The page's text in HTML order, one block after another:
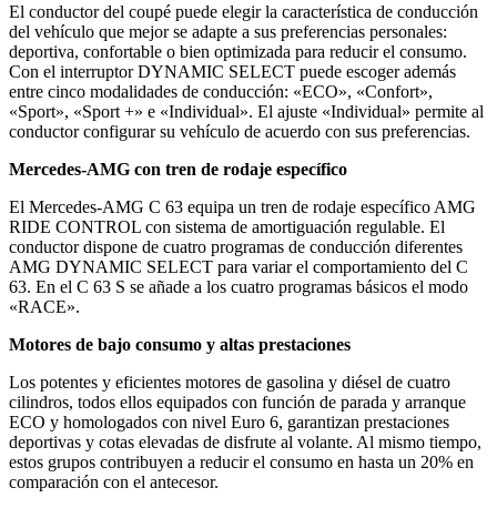
El conductor del coupé puede elegir la característica de conducción
del vehículo que mejor se adapte a sus preferencias personales:
deportiva, confortable o bien optimizada para reducir el consumo.
Con el interruptor DYNAMIC SELECT puede escoger además
entre cinco modalidades de conducción: «ECO», «Confort»,
«Sport», «Sport +» e «Individual». El ajuste «Individual» permite al
conductor configurar su vehículo de acuerdo con sus preferencias.
Mercedes-AMG con tren de rodaje específico
El Mercedes-AMG C 63 equipa un tren de rodaje específico AMG
RIDE CONTROL con sistema de amortiguación regulable. El
conductor dispone de cuatro programas de conducción diferentes
AMG DYNAMIC SELECT para variar el comportamiento del C
63. En el C 63 S se añade a los cuatro programas básicos el modo
«RACE».
Motores de bajo consumo y altas prestaciones
Los potentes y eficientes motores de gasolina y diésel de cuatro
cilindros, todos ellos equipados con función de parada y arranque
ECO y homologados con nivel Euro 6, garantizan prestaciones
deportivas y cotas elevadas de disfrute al volante. Al mismo tiempo,
estos grupos contribuyen a reducir el consumo en hasta un 20% en
comparación con el antecesor.